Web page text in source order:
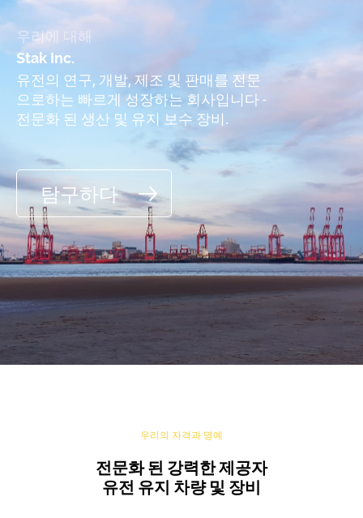
우리에 대해
Stak Inc.
유전의 연구, 개발, 제조 및 판매를 전문
으로하는 빠르게 성장하는 회사입니다 -
전문화 된 생산 및 유지 보수 장비.
탐구하다
우리의 자격과 명예
전문화 된 강력한 제공자
유전 유지 차량 및 장비